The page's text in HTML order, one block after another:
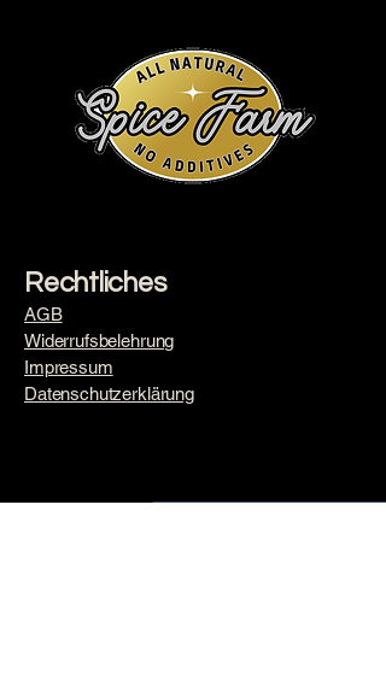
Rechtliches
AGB
Widerrufsbelehrung
Impressum
​Datenschutzerklärung